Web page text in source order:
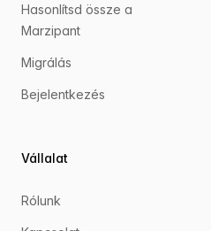
Hasonlítsd össze a
Marzipant
Migrálás
Bejelentkezés
Vállalat
Rólunk